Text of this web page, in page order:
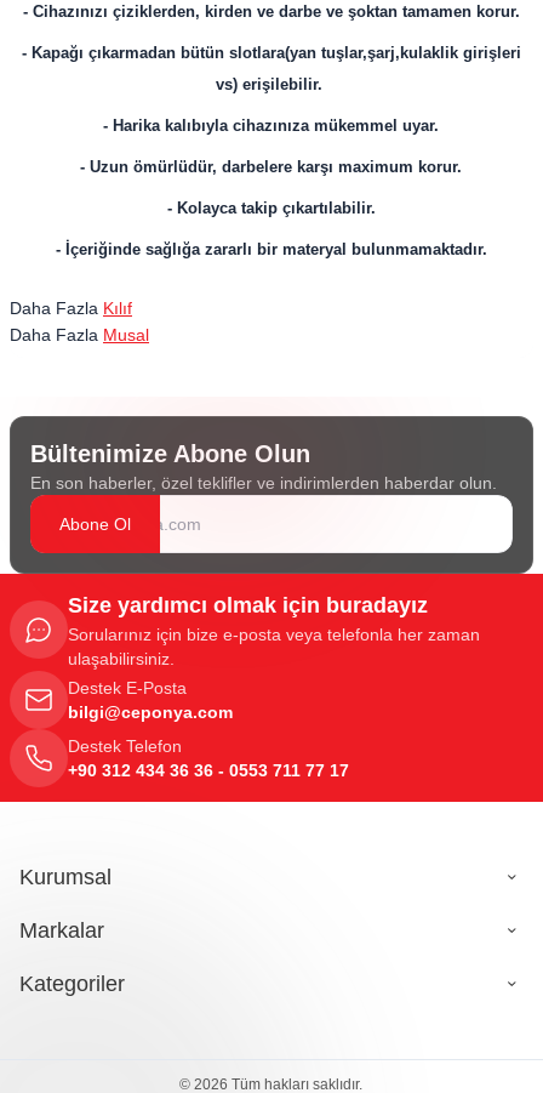
- Cihazınızı çiziklerden, kirden ve darbe ve şoktan tamamen korur.
- Kapağı çıkarmadan bütün slotlara(yan tuşlar,şarj,kulaklik girişleri
vs) erişilebilir.
- Harika kalıbıyla cihazınıza mükemmel uyar.
- Uzun ömürlüdür, darbelere karşı maximum korur.
- Kolayca takip çıkartılabilir.
- İçeriğinde sağlığa zararlı bir materyal bulunmamaktadır.
Daha Fazla Kılıf
Daha Fazla Musal
Bültenimize Abone Olun
En son haberler, özel teklifler ve indirimlerden haberdar olun.
Abone Ol
Size yardımcı olmak için buradayız
Sorularınız için bize e-posta veya telefonla her zaman
ulaşabilirsiniz.
Destek E-Posta
bilgi@ceponya.com
Destek Telefon
+90 312 434 36 36 - 0553 711 77 17
Kurumsal
Markalar
Kategoriler
© 2026 Tüm hakları saklıdır.